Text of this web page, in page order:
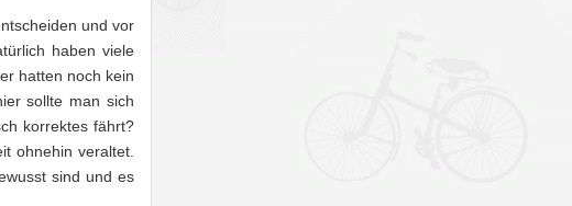
und vor
haben viele
hatten noch kein
sollte man sich
korrektes fährt?
ohnehin veraltet.
sind und es